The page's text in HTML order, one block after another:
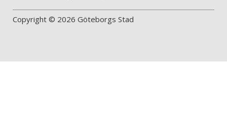
Copyright © 2026 Göteborgs Stad